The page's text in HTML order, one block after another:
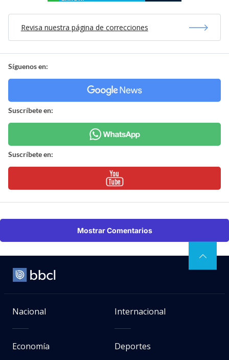
Revisa nuestra página de correcciones
Síguenos en:
Suscríbete en:
Suscríbete en:
Mostrar Comentarios
Nacional Internacional
Economía Deportes